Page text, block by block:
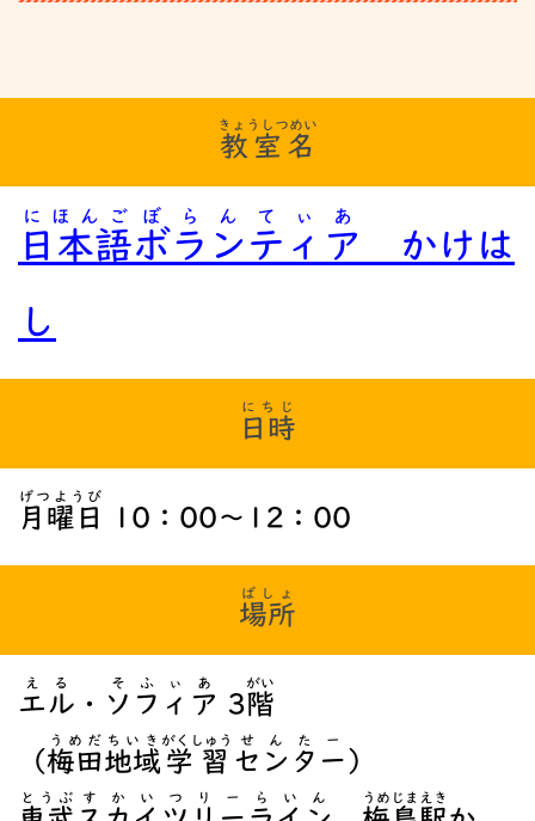
教室名
きょうしつめい
日本語
にほんご
ボランティア
ぼらんてぃあ
かけは
し
日時
にちじ
月曜日
げつようび
10：00～12：00
場所
ばしょ
エル
える
・ ソフィア
そふぃあ
3階
がい
（梅田
うめだ
地域
ちいき
学習
がくしゅう
センター
せんたー
）
とうぶ すかいつりーらいん うめじま えき